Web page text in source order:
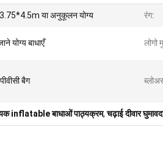
या अनुकूलन योग्य रंग:
योग्य बाधाएँ लोगो
बैग
inflatable बाधाओं पाठ्यक्रम,चढ़ाई दीवार